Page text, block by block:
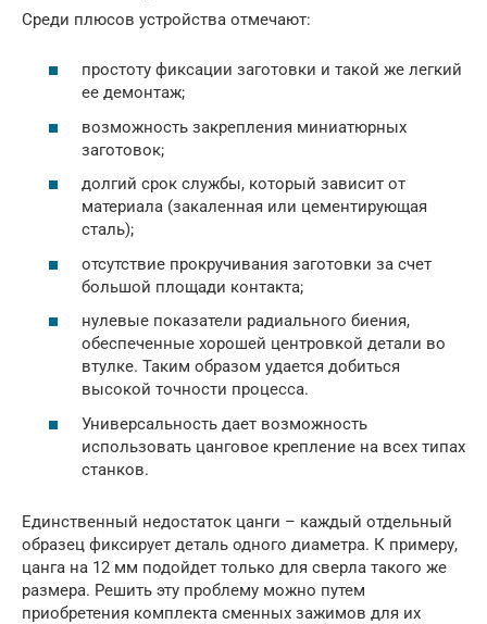
Среди плюсов устройства отмечают:
простоту фиксации заготовки и такой же легкий
ее демонтаж;
возможность закрепления миниатюрных
заготовок;
долгий срок службы, который зависит от
материала (закаленная или цементирующая
сталь);
отсутствие прокручивания заготовки за счет
большой площади контакта;
нулевые показатели радиального биения,
обеспеченные хорошей центровкой детали во
втулке. Таким образом удается добиться
высокой точности процесса.
Универсальность дает возможность
использовать цанговое крепление на всех типах
станков.
Единственный недостаток цанги – каждый отдельный
образец фиксирует деталь одного диаметра. К примеру,
цанга на 12 мм подойдет только для сверла такого же
размера. Решить эту проблему можно путем
приобретения комплекта сменных зажимов для их